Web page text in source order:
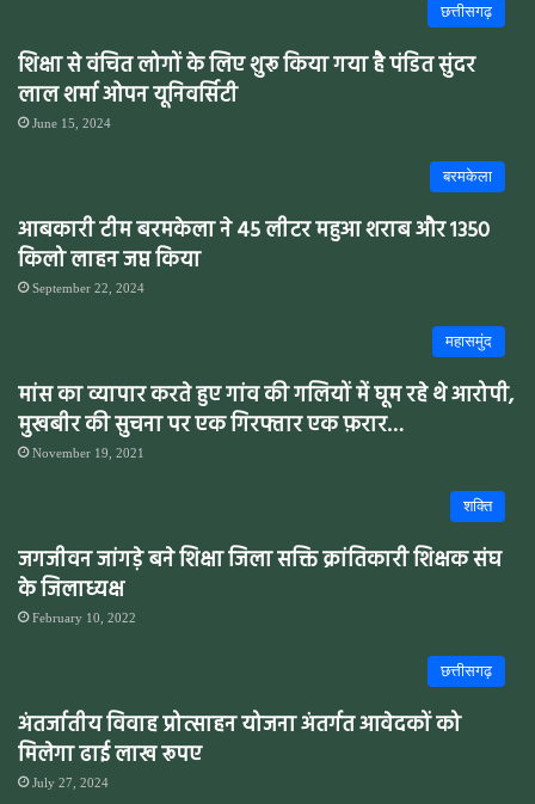
छत्तीसगढ़
शिक्षा से वंचित लोगों के लिए शुरू किया गया है पंडित सुंदर
लाल शर्मा ओपन यूनिवर्सिटी
June 15, 2024
बरमकेला
आबकारी टीम बरमकेला ने 45 लीटर महुआ शराब और 1350
किलो लाहन जप्त किया
September 22, 2024
महासमुंद
मांस का व्यापार करते हुए गांव की गलियों में घूम रहे थे आरोपी,
मुखबीर की सुचना पर एक गिरफ्तार एक फ़रार…
November 19, 2021
शक्ति
जगजीवन जांगड़े बने शिक्षा जिला सक्ति क्रांतिकारी शिक्षक संघ
के जिलाध्यक्ष
February 10, 2022
छत्तीसगढ़
अंतर्जातीय विवाह प्रोत्साहन योजना अंतर्गत आवेदकों को
मिलेगा ढाई लाख रूपए
July 27, 2024